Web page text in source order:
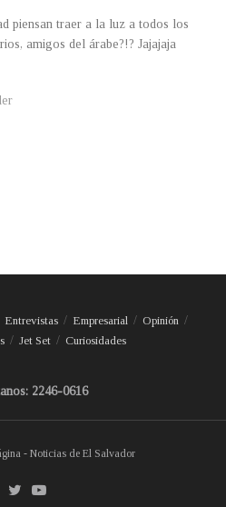
piensan traer a la luz a todos los
amigos del árabe?!? Jajajaja
Entrevistas Empresarial
Opinión
Jet Set Curiosidades
2246-0616
- Noticias de El Salvador